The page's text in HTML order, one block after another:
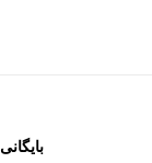
بایگانی